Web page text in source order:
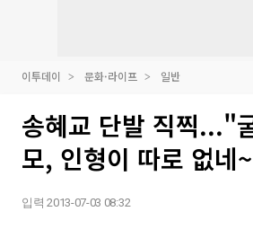
이투데이 문화·라이프 일반
송혜교 단발 직찍..."
모, 인형이 따로 없네
입력 2013-07-03 08:32